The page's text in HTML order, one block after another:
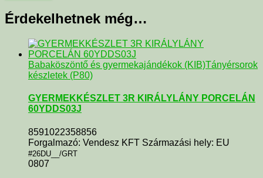
Érdekelhetnek még…
Babaköszöntő és gyermekajándékok (KIB)Tányérsorok
készletek (P80)
GYERMEKKÉSZLET 3R KIRÁLYLÁNY PORCELÁN
60YDDS03J
8591022358856
Forgalmazó: Vendesz KFT Származási hely: EU
#26DU__/GRT
0807